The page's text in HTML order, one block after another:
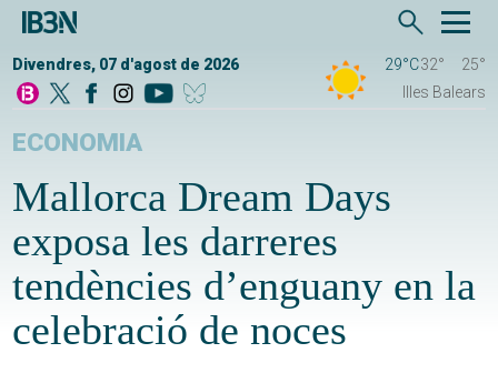
Divendres, 07 d'agost de 2026 29°C32°
25°
Illes Balears
ECONOMIA
Mallorca Dream Days
exposa les darreres
tendències d’enguany en la
celebració de noces